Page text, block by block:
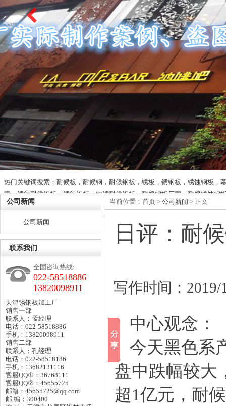
热门关键词搜索：耐候板，耐候钢，耐候钢板，锈板，锈钢板，锈蚀钢板，
家，锈红耐候钢板，锈红钢板，铁锈耐候钢板，耐候钢板厂家，耐候锈蚀钢
公司新闻
公司新闻
联系我们
全国咨询热线:
022-58518886
13820098911
天津锈钢板加工厂
销售一部
联系人：孟经理
电话：022-58518886
手机：13820098911
销售二部
联系人：孔经理
电话：022-58518186
手机：13682131116
客服QQ①：36768111
客服QQ②：45655725
邮箱：45655725@qq.com
邮 编：300400
当前位置： 首页 > 公司新闻 > 正文
日评：耐
写作时间：
中心观念：
今天黑色系
盘中跌幅较大
超1亿元， 耐